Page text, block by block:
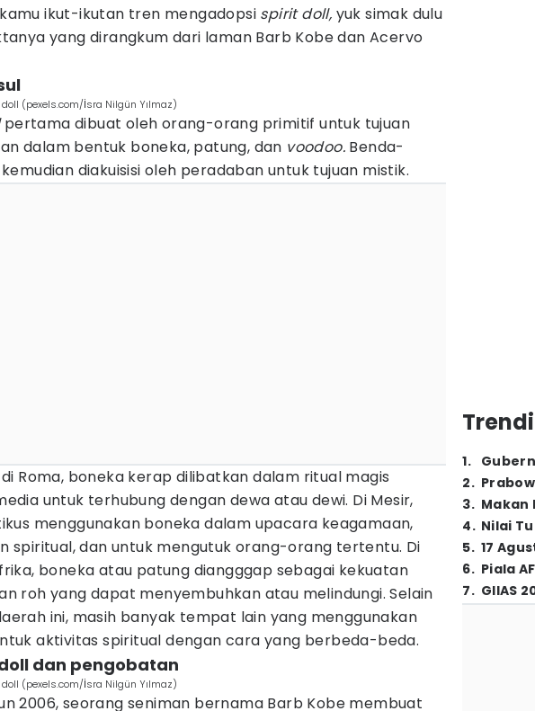
ikut-ikutan tren mengadopsi spirit doll, yuk simak dulu
yang dirangkum dari laman Barb Kobe dan Acervo
(pexels.com/İsra Nilgün Yılmaz)
pertama dibuat oleh orang-orang primitif untuk tujuan
dalam bentuk boneka, patung, dan voodoo. Benda-
diakuisisi oleh peradaban untuk tujuan mistik.
di Roma, boneka kerap dilibatkan dalam ritual magis
untuk terhubung dengan dewa atau dewi. Di Mesir,
menggunakan boneka dalam upacara keagamaan,
spiritual, dan untuk mengutuk orang-orang tertentu. Di
boneka atau patung diangggap sebagai kekuatan
roh yang dapat menyembuhkan atau melindungi. Selain
ini, masih banyak tempat lain yang menggunakan
aktivitas spiritual dengan cara yang berbeda-beda.
dan pengobatan
(pexels.com/İsra Nilgün Yılmaz)
2006, seorang seniman bernama Barb Kobe membuat
1.
2.
3. Makan
4. Nilai
5. 17
6. Piala
7. GIIAS